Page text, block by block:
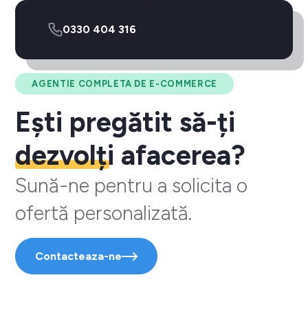
AGENTIE COMPLETA DE E-COMMERCE
Ești pregătit să-ți
dezvolți afacerea?
Sună-ne pentru a solicita o
ofertă personalizată.
Contacteaza-ne
0330 404 316